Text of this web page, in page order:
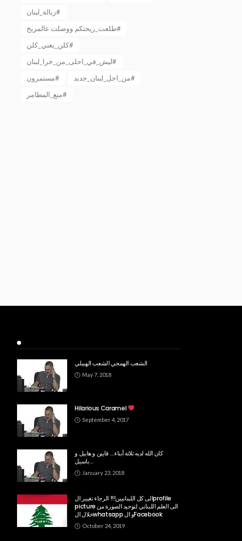
زبالة_لبنان#
طلعت_ريحتكم ووصلت عالمريخ#
كلن_يعني_كلن#
ليش_في_احلى_من_خرا_لبنان#
مستمرون#
من_اجل_لبنان_جديد#
منع_المطامر#
الشعب الهمجي الشعب الهبيلي
May 7, 2018
Hilarious Caramel
September 4, 2017
كان الله لديه ثلاثة أبناء… قايين و هابيل و
باسيل…
January 23, 2018
الى كل اللبنانيين!!! الرجاء تغيير الprofile
picture الى العلم اللبناني لتوحيد الصورة من
خلال الwhatsapp و الFacebook
October 24, 2019